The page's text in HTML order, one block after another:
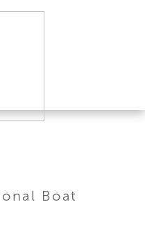
Boat